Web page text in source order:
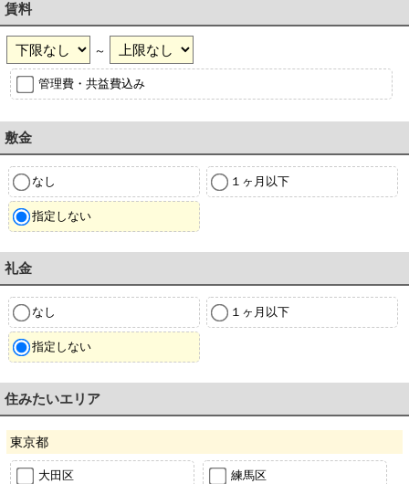
賃料
～
管理費・共益費込み
敷金
なし １ヶ月以下
指定しない
礼金
なし １ヶ月以下
指定しない
住みたいエリア
東京都
大田区 練馬区